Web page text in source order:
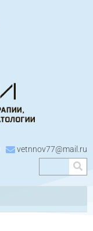
vetnnov77@mail.ru